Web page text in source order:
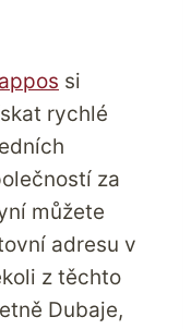
si
rychlé
za
můžete
adresu v
z těchto
Dubaje,